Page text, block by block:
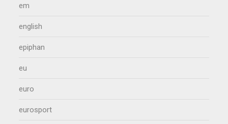
em
english
epiphan
eu
euro
eurosport